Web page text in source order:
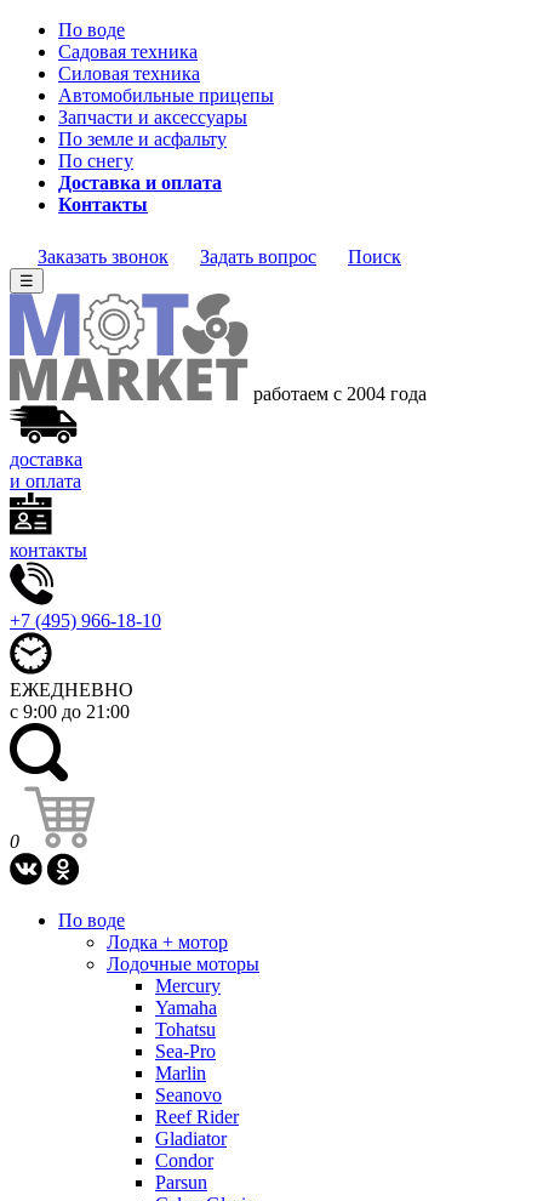
По воде
Садовая техника
Силовая техника
Автомобильные прицепы
Запчасти и аксессуары
По земле и асфальту
По снегу
Доставка и оплата
Контакты
Заказать звонок Задать вопрос Поиск
☰
работаем с 2004 года
доставка
и оплата
контакты
+7 (495) 966-18-10
ЕЖЕДНЕВНО
с 9:00 до 21:00
0
По воде
Лодка + мотор
Лодочные моторы
Mercury
Yamaha
Tohatsu
Sea-Pro
Marlin
Seanovo
Reef Rider
Gladiator
Condor
Parsun